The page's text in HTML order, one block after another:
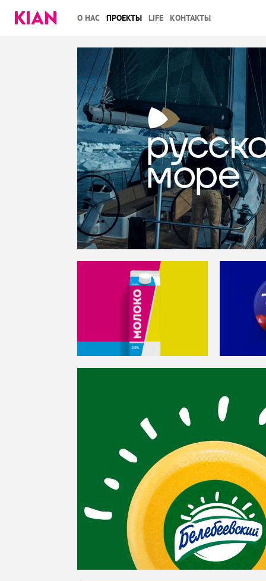
О НАС ПРОЕКТЫ LIFE КОНТАКТЫ